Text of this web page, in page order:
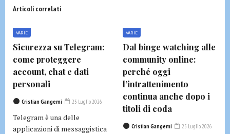
Articoli correlati
VARIE
Sicurezza su Telegram:
come proteggere
account, chat e dati
personali
Cristian Gangemi 25 Luglio 2026
Telegram è una delle
applicazioni di messaggistica
VARIE
Dal binge watching alle
community online:
perché oggi
l’intrattenimento
continua anche dopo i
titoli di coda
Cristian Gangemi 25 Luglio 2026